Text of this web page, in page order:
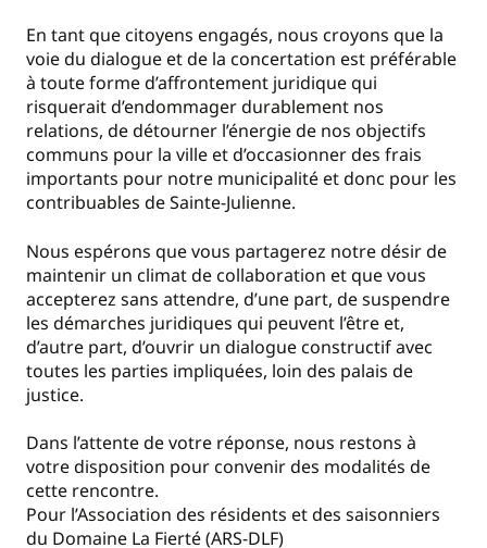
En tant que citoyens engagés, nous croyons que la
voie du dialogue et de la concertation est préférable
à toute forme d’affrontement juridique qui
risquerait d’endommager durablement nos
relations, de détourner l’énergie de nos objectifs
communs pour la ville et d’occasionner des frais
importants pour notre municipalité et donc pour les
contribuables de Sainte-Julienne.
Nous espérons que vous partagerez notre désir de
maintenir un climat de collaboration et que vous
accepterez sans attendre, d’une part, de suspendre
les démarches juridiques qui peuvent l’être et,
d’autre part, d’ouvrir un dialogue constructif avec
toutes les parties impliquées, loin des palais de
justice.
Dans l’attente de votre réponse, nous restons à
votre disposition pour convenir des modalités de
cette rencontre.
Pour l’Association des résidents et des saisonniers
du Domaine La Fierté (ARS-DLF)